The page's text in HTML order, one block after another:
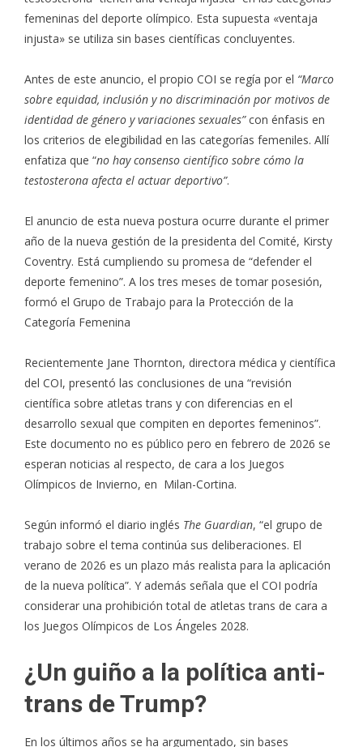
femeninas del deporte olímpico. Esta supuesta «ventaja
injusta» se utiliza sin bases científicas concluyentes.
Antes de este anuncio, el propio COI se regía por el “Marco
sobre equidad, inclusión y no discriminación por motivos de
identidad de género y variaciones sexuales”con énfasis en
los criterios de elegibilidad en las categorías femeniles. Allí
enfatiza que “no hay consenso científico sobre cómo la
testosterona afecta el actuar deportivo”.
El anuncio de esta nueva postura ocurre durante el primer
año de la nueva gestión de la presidenta del Comité, Kirsty
Coventry. Está cumpliendo su promesa de “defender el
deporte femenino”. A los tres meses de tomar posesión,
formó el Grupo de Trabajo para la Protección de la
Categoría Femenina
Recientemente Jane Thornton, directora médica y científica
del COI, presentó las conclusiones de una “revisión
científica sobre atletas trans y con diferencias en el
desarrollo sexual que compiten en deportes femeninos”.
Este documento no es público pero en febrero de 2026 se
esperan noticias al respecto, de cara a los Juegos
Olímpicos de Invierno, en Milan-Cortina.
Según informó el diario inglés The Guardian, “el grupo de
trabajo sobre el tema continúa sus deliberaciones. El
verano de 2026 es un plazo más realista para la aplicación
de la nueva política”. Y además señala que el COI podría
considerar una prohibición total de atletas trans de cara a
los Juegos Olímpicos de Los Ángeles 2028.
¿Un guiño a la política anti-
trans de Trump?
En los últimos años se ha argumentado, sin bases